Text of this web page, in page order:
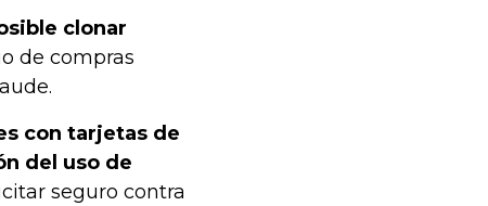
clonar
de compras
con tarjetas de
del uso de
seguro contra